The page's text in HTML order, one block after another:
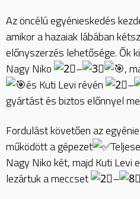
Az öncélú egyénieskedés
amikor a hazaiak lábában
előnyszerzés lehetősége. Ők
Nagy Niko
– ,
és Kuti Levi révén
–
gyártást és biztos előnnyel
Fordulást követően az
működött a gépezet
Nagy Niko két, majd Kuti Levi
lezártuk a meccset
–